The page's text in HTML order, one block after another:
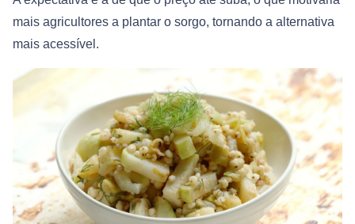
mais agricultores a plantar o sorgo, tornando a alternativa
mais acessível.